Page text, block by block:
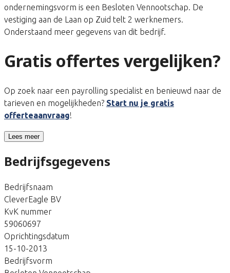
ondernemingsvorm is een Besloten Vennootschap. De
vestiging aan de Laan op Zuid telt 2 werknemers.
Onderstaand meer gegevens van dit bedrijf.
Gratis offertes vergelijken?
Op zoek naar een payrolling specialist en benieuwd naar de
tarieven en mogelijkheden? Start nu je gratis
offerteaanvraag!
Lees meer
Bedrijfsgegevens
Bedrijfsnaam
CleverEagle BV
KvK nummer
59060697
Oprichtingsdatum
15-10-2013
Bedrijfsvorm